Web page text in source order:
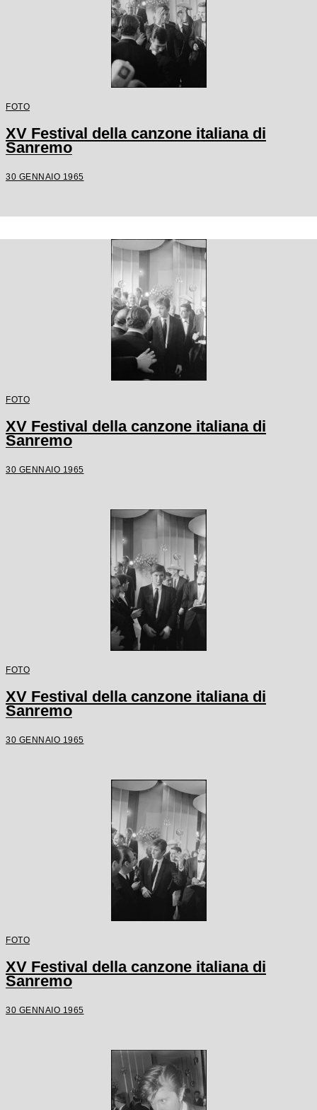
FOTO
XV Festival della canzone italiana di
Sanremo
30 GENNAIO 1965
FOTO
XV Festival della canzone italiana di
Sanremo
30 GENNAIO 1965
FOTO
XV Festival della canzone italiana di
Sanremo
30 GENNAIO 1965
FOTO
XV Festival della canzone italiana di
Sanremo
30 GENNAIO 1965